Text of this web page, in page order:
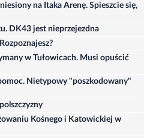
na Itaka Arenę. Spieszcie się,
DK43 jest nieprzejezdna
w Tułowicach. Musi opuścić
Nietypowy "poszkodowany"
Kośnego i Katowickiej w